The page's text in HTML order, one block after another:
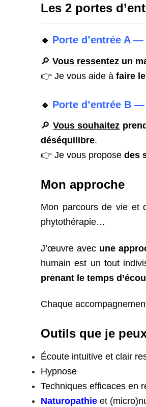
Les 2 portes
🔹 Porte d’entrée A
🔎 Vous ressentez un
👉 Je vous aide à faire
🔹 Porte d’entrée B
🔎 Vous souhaitez
déséquilibre.
👉 Je vous propose des
Mon approche
Mon parcours de vie et
phytothérapie…
J’œuvre avec une
humain est un tout
prenant le temps
Chaque
Outils que je
Écoute intuitive et clair
Hypnose
Techniques efficaces en
Naturopathie et